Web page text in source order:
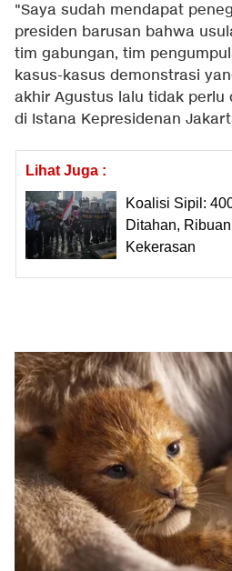
"Saya sudah mendapat
presiden barusan bahwa
tim gabungan, tim
kasus-kasus demonstrasi
akhir Agustus lalu tidak perlu
di Istana Kepresidenan
Lihat Juga :
Koalisi Sipil:
Ditahan,
Kekerasan